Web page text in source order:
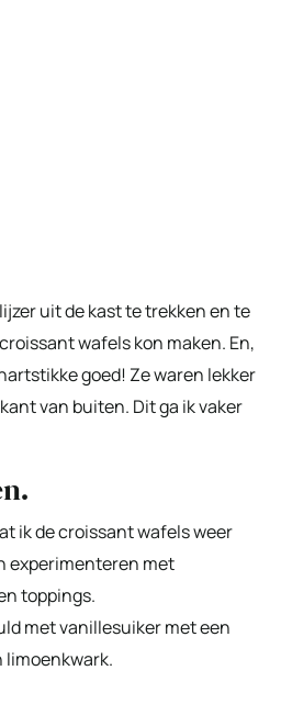
uit de kast te trekken en te
wafels kon maken. En,
goed! Ze waren lekker
van buiten. Dit ga ik vaker
ik de croissant wafels weer
experimenteren met
toppings.
met vanillesuiker met een
limoenkwark.